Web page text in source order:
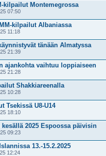
kilpailut Montemegrossa
07:50
kilpailut Albaniassa
11:18
tänään Almatyssa
21:39
ajankohta vaihtuu loppiaiseen
21:28
Shakkiareenalla
10:28
Tsekissä U8-U14
18:10
2025 Espoossa päivisin
09:23
13.-15.2.2025
12:24